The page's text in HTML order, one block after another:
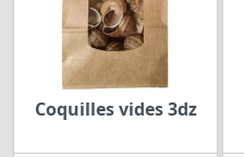
Coquilles vides 3dz